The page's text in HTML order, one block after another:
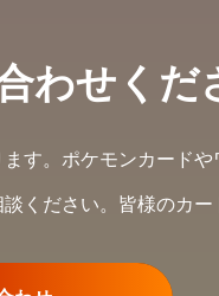
わせくだ
す。ポケモンカード
ください。皆様のカー